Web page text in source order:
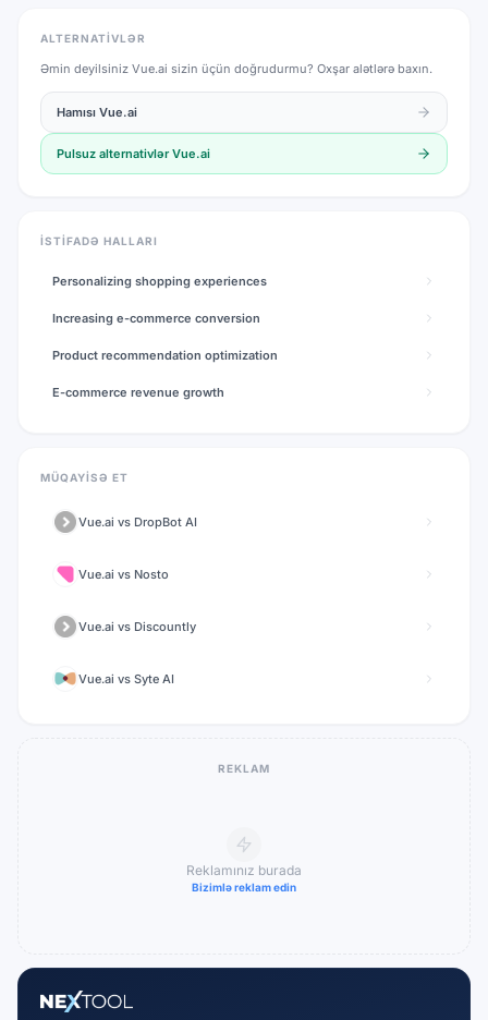
ALTERNATIVLƏR
Əmin deyilsiniz Vue.ai sizin üçün doğrudurmu? Oxşar alətlərə baxın.
Hamısı Vue.ai
Pulsuz alternativlər Vue.ai
İSTIFADƏ HALLARI
Personalizing shopping experiences
Increasing e-commerce conversion
Product recommendation optimization
E-commerce revenue growth
MÜQAYISƏ ET
Vue.ai vs DropBot AI
Vue.ai vs Nosto
Vue.ai vs Discountly
Vue.ai vs Syte AI
REKLAM
Reklamınız burada
Bizimlə reklam edin